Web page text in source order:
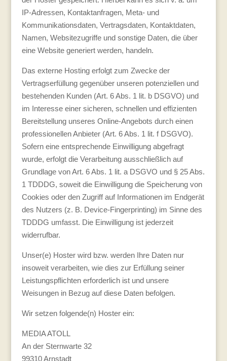
IP-Adressen, Kontaktanfragen, Meta- und
Kommunikationsdaten, Vertragsdaten, Kontaktdaten,
Namen, Websitezugriffe und sonstige Daten, die über
eine Website generiert werden, handeln.
Das externe Hosting erfolgt zum Zwecke der
Vertragserfüllung gegenüber unseren potenziellen und
bestehenden Kunden (Art. 6 Abs. 1 lit. b DSGVO) und
im Interesse einer sicheren, schnellen und effizienten
Bereitstellung unseres Online-Angebots durch einen
professionellen Anbieter (Art. 6 Abs. 1 lit. f DSGVO).
Sofern eine entsprechende Einwilligung abgefragt
wurde, erfolgt die Verarbeitung ausschließlich auf
Grundlage von Art. 6 Abs. 1 lit. a DSGVO und § 25 Abs.
1 TDDDG, soweit die Einwilligung die Speicherung von
Cookies oder den Zugriff auf Informationen im Endgerät
des Nutzers (z. B. Device-Fingerprinting) im Sinne des
TDDDG umfasst. Die Einwilligung ist jederzeit
widerrufbar.
Unser(e) Hoster wird bzw. werden Ihre Daten nur
insoweit verarbeiten, wie dies zur Erfüllung seiner
Leistungspflichten erforderlich ist und unsere
Weisungen in Bezug auf diese Daten befolgen.
Wir setzen folgende(n) Hoster ein:
MEDIA ATOLL
An der Sternwarte 32
99310 Arnstadt